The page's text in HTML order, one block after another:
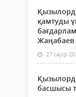
қамтуды
Жаңабаев
27 сәуір
басшысы